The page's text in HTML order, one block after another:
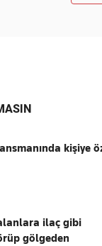
kişiye
ilaç gibi
gölgeden